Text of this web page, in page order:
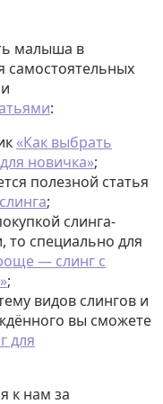
малыша в
:
«Как выбрать
новичка»;
полезной статья
;
слинга-
то специально для
— слинг с
;
видов слингов и
вы сможете
для
к нам за